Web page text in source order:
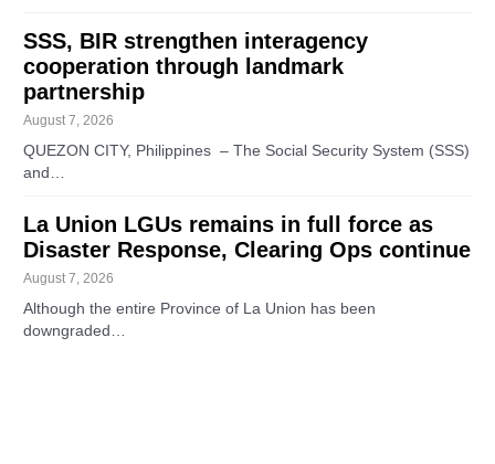
SSS, BIR strengthen interagency
cooperation through landmark
partnership
August 7, 2026
QUEZON CITY, Philippines – The Social Security System (SSS)
and…
La Union LGUs remains in full force as
Disaster Response, Clearing Ops continue
August 7, 2026
Although the entire Province of La Union has been
downgraded…